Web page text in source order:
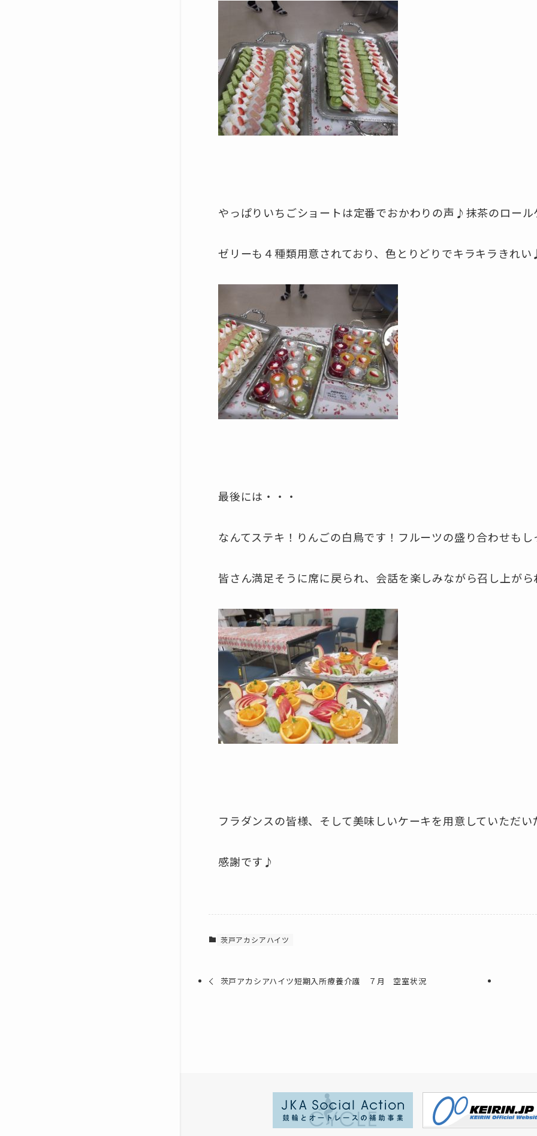
やっぱりいちごショートは定番でおかわりの声♪抹茶のロー
ゼリーも４種類用意されており、色とりどりでキラキラきれ
最後には・・・
なんてステキ！りんごの白鳥です！フルーツの盛り合わせも
皆さん満足そうに席に戻られ、会話を楽しみながら召し上が
フラダンスの皆様、そして美味しいケーキを用意していただ
感謝です♪
茨戸アカシアハイツ
茨戸アカシアハイツ短期入所療養介護 ７月 空室状況